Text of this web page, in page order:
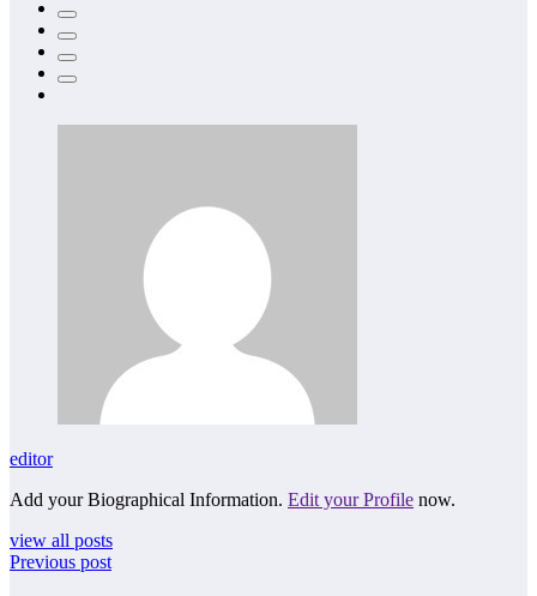
editor
Add your Biographical Information. Edit your Profile now.
view all posts
Previous post